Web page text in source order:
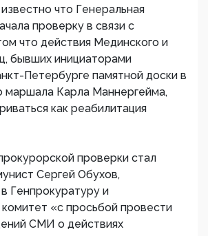
что Генеральная
проверку в связи с
что действия Мединского и
бывших инициаторами
Петербурге памятной доски в
маршала Карла Маннергейма,
как реабилитация
проверки стал
Сергей Обухов,
Генпрокуратуру и
«с просьбой провести
СМИ о действиях